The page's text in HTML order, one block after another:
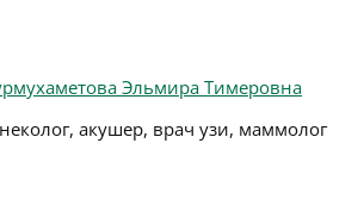
Эльмира Тимеровна
акушер, врач узи, маммолог